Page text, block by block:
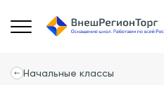
Начальные классы